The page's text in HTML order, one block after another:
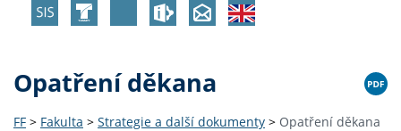
Opatření děkana
FF > Fakulta > Strategie a další dokumenty > Opatření děkana